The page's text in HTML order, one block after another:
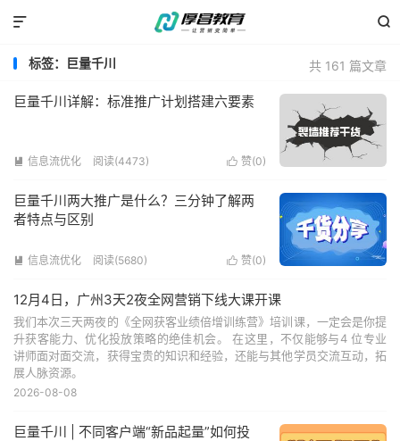


共 161 篇文章
标签：巨量千川
巨量千川详解：标准推广计划搭建六要素
 赞(0)
 信息流优化 阅读(4473)
巨量千川两大推广是什么？三分钟了解两
者特点与区别
 赞(0)
 信息流优化 阅读(5680)
12月4日，广州3天2夜全网营销下线大课开课
我们本次三天两夜的《全网获客业绩倍增训练营》培训课，一定会是你提
升获客能力、优化投放策略的绝佳机会。 在这里，不仅能够与4 位专业
讲师面对面交流，获得宝贵的知识和经验，还能与其他学员交流互动，拓
展人脉资源。
2026-08-08
巨量千川 | 不同客户端“新品起量”如何投